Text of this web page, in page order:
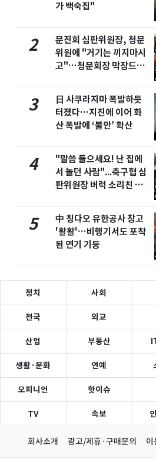
가 백숙집"
2
문진희 심판위원장, 청문
위원에 "거기는 끼지마시
고"…청문회장 막장드라
3
日 사쿠라지마 폭발하듯
터졌다…지진에 이어 화
산 폭발에 ‘불안’ 확산
4
"말씀 들으세요! 난 집에
서 놀던 사람"...축구협 심
판위원장 버럭 소리친 이
5
中 칭다오 유한공사 창고
'활활'…비행기서도 포착
된 연기 기둥
정치 사회
전국 외교
산업 부동산
생활·문화 연예
오피니언 핫이슈
TV 속보
회사소개 광고/제휴·구매문의 이